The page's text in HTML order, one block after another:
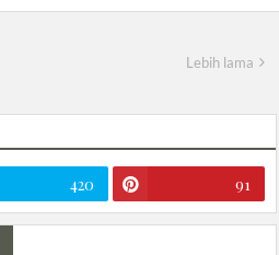
Lebih lama
420 91